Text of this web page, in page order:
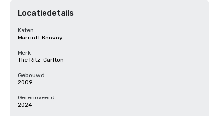
Locatiedetails
Keten
Marriott Bonvoy
Merk
The Ritz-Carlton
Gebouwd
2009
Gerenoveerd
2024